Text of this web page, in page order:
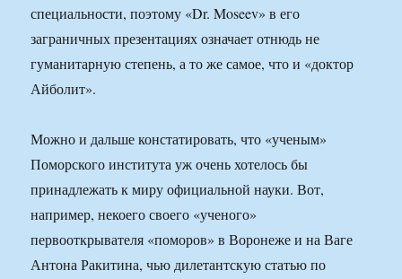
специальности, поэтому «Dr. Moseev» в его
заграничных презентациях означает отнюдь не
гуманитарную степень, а то же самое, что и «доктор
Айболит».
Можно и дальше констатировать, что «ученым»
Поморского института уж очень хотелось бы
принадлежать к миру официальной науки. Вот,
например, некоего своего «ученого»
первооткрывателя «поморов» в Воронеже и на Ваге
Антона Ракитина, чью дилетантскую статью по